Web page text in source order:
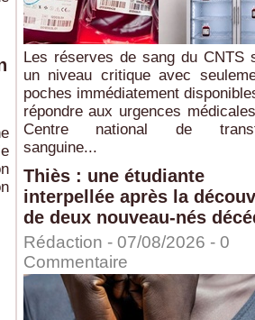
Les réserves de sang du CNTS
un niveau critique avec
poches immédiatement
répondre aux urgences
Centre national de
sanguine...
Thiès : une étudiante
interpellée après la
de deux nouveau-nés
Rédaction - 07/08/2026 - 0
Commentaire